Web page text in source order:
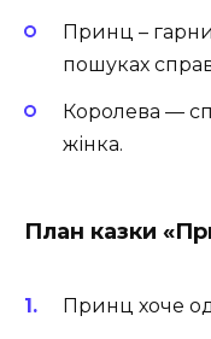
Принц –
пошуках
Королева —
жінка.
План казки
Принц хоче